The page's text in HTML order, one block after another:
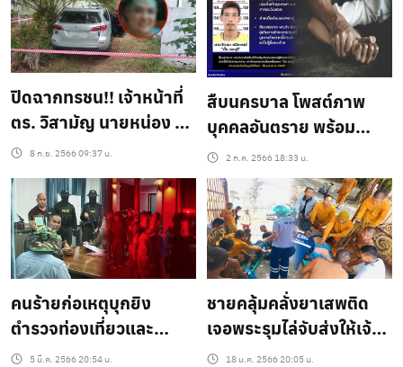
ปิดฉากทรชน!! เจ้าหน้าที่
ตร. วิสามัญ นายหน่อง มือ
ยิง พ.ต.ต.ศิวกร หลังยิง
ปะทะหวังหลบหนี
8 ก.ย. 2566 09:37 น.
สืบนครบาล โพสต์ภาพ
บุคคลอันตราย พร้อม
ประกาศข้อความแจ้ง
เตือนภัย
2 ก.ค. 2566 18:33 น.
คนร้ายก่อเหตุบุกยิง
ตำรวจท่องเที่ยวและ
นักศึกษาสาว มอบตัวแล้ว
5 มี.ค. 2566 20:54 น.
ชายคลุ้มคลั่งยาเสพติด
เจอพระรุมไล่จับส่งให้เจ้า
หน้าที่18 ม.ค. 2566 20:05 น.